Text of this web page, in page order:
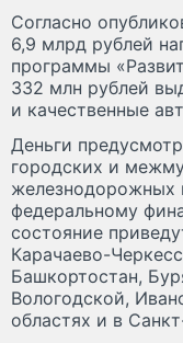
Согласно
6,9 млрд рублей
программы
332 млн рублей
и качественные
Деньги
городских и
железнодорожных
федеральному
состояние
Карачаево-
Башкортостан,
Вологодской,
областях и в